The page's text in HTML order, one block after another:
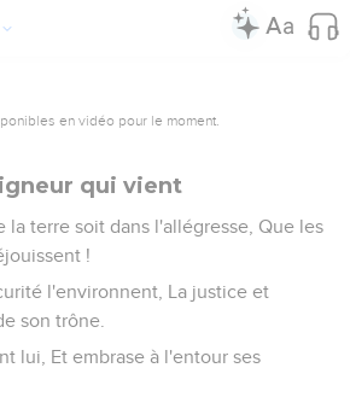
en vidéo pour le moment.
qui vient
la terre soit dans l'allégresse, Que les
!
l'environnent, La justice et
son trône.
lui, Et embrase à l'entour ses